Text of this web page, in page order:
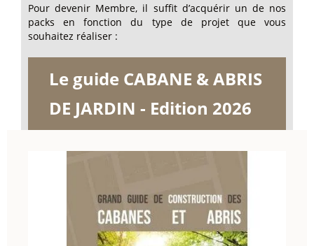
Pour devenir Membre, il suffit d’acquérir un de nos
packs en fonction du type de projet que vous
souhaitez réaliser :
Le guide CABANE & ABRIS
DE JARDIN - Edition 2026